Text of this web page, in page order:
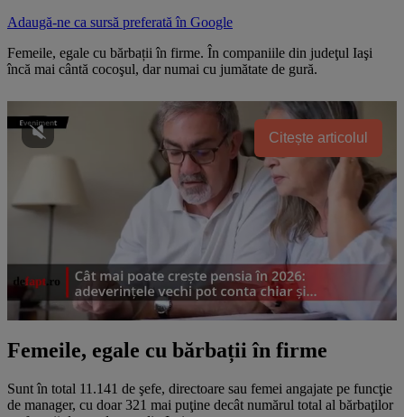
Adaugă-ne ca sursă preferată în Google
Femeile, egale cu bărbații în firme. În companiile din judeţul Iaşi
încă mai cântă cocoşul, dar numai cu jumătate de gură.
Citește articolul
Femeile, egale cu bărbații în firme
Sunt în total 11.141 de şefe, directoare sau femei angajate pe funcţie
de manager, cu doar 321 mai puţine decât numărul total al bărbaţilor